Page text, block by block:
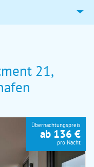
21,
Übernachtungspreis
ab 136 €
pro Nacht